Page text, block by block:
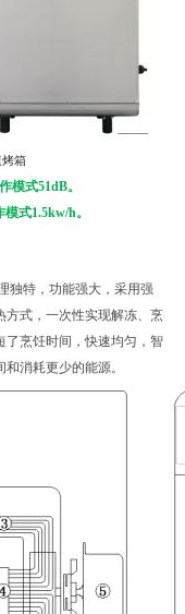
箱
模式51dB。
式1.5kw/h。
独特，功能强大，采用强
方式，一次性实现解冻、烹
了烹饪时间，快速均匀，智
消耗更少的能源。